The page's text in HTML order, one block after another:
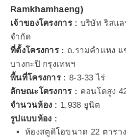
Ramkhamhaeng)
เจ้าของโครงการ : บริษัท ริสแล
จำกัด
ที่ตั้งโครงการ : ถ.รามคำแหง
บางกะปิ กรุงเทพฯ
พื้นที่โครงการ : 8-3-33 ไร่
ลักษณะโครงการ : คอนโดสูง
จำนวนห้อง : 1,938 ยูนิต
รูปแบบห้อง :
ห้องสตูดิโอขนาด 22 ตารา